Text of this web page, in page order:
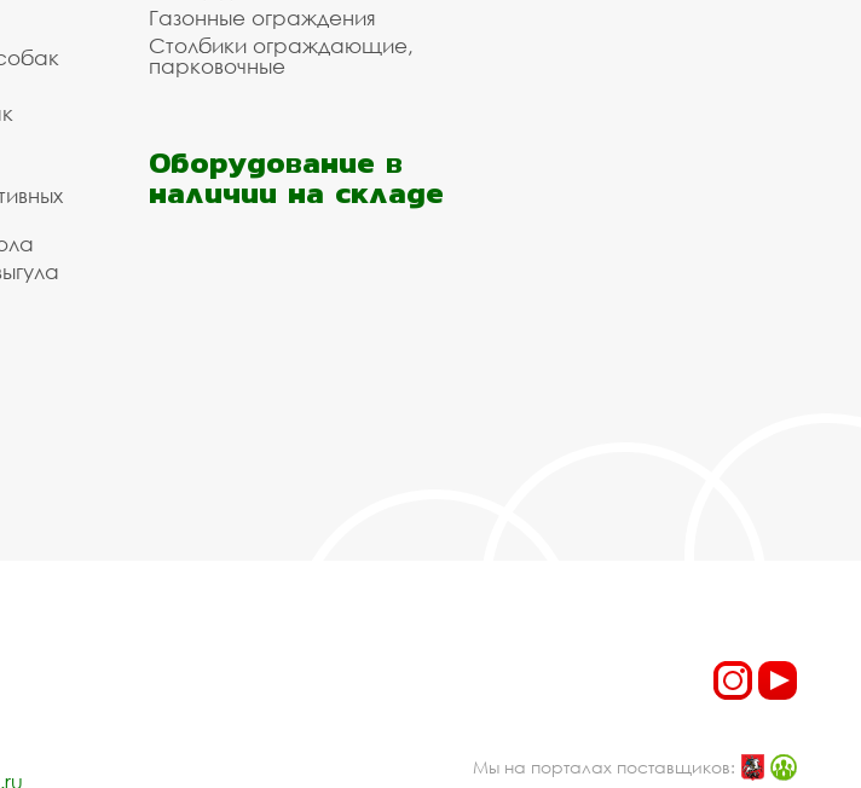
Газонные ограждения
Столбики ограждающие,
парковочные
Оборудование в
наличии на складе
Мы на порталах поставщиков: